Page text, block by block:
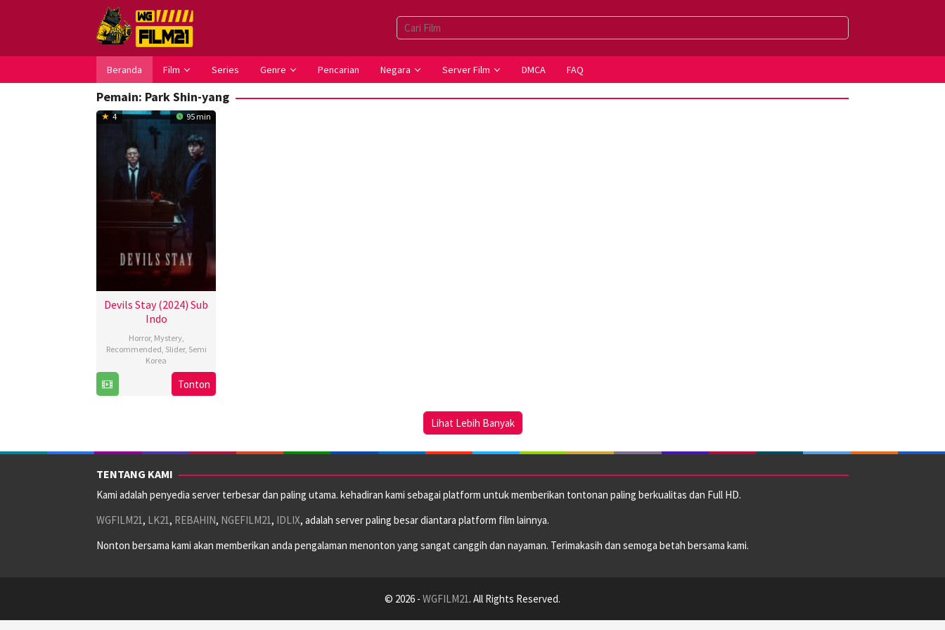
Beranda Film Series Genre Pencarian Negara Server Film DMCA FAQ
Pemain: Park Shin-yang
4 95 min
Devils Stay (2024) Sub
Indo
Horror, Mystery,
Recommended, Slider, Semi
Korea
Nov
Hyun
Moon-
Tonton
Lihat Lebih Banyak
TENTANG KAMI
Kami adalah penyedia server terbesar dan paling utama. kehadiran kami sebagai platform untuk memberikan tontonan paling berkualitas dan Full HD.
WGFILM21, LK21, REBAHIN, NGEFILM21, IDLIX, adalah server paling besar diantara platform film lainnya.
Nonton bersama kami akan memberikan anda pengalaman menonton yang sangat canggih dan nayaman. Terimakasih dan semoga betah bersama kami.
© 2026 - WGFILM21. All Rights Reserved.